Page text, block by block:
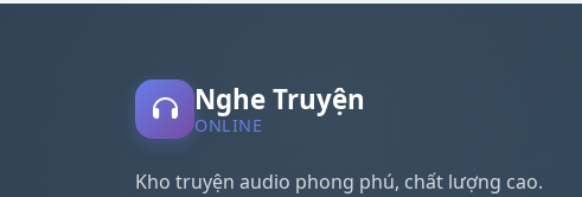
Nghe Truyện
ONLINE
Kho truyện audio phong phú, chất lượng cao.